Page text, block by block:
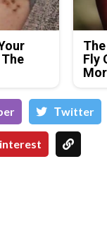
Fly
Тwitter